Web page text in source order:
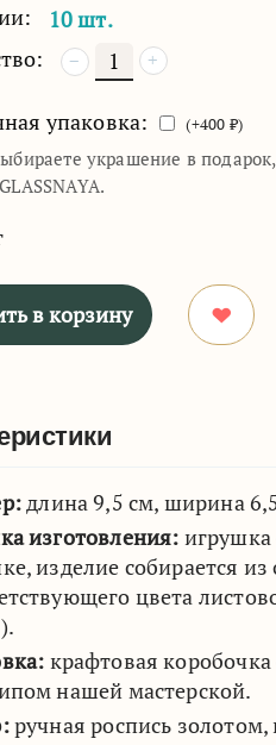
10 шт.
+
−
упаковка: (+400 ₽)
украшение в
в корзину
длина 9,5 см, ширина
изготовления: игрушка
изделие собирается
цвета
крафтовая
нашей мастерской.
ручная роспись